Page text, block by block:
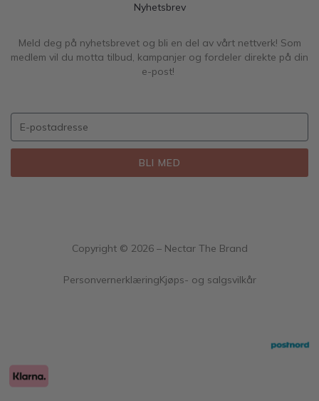
Nyhetsbrev
Meld deg på nyhetsbrevet og bli en del av vårt nettverk! Som
medlem vil du motta tilbud, kampanjer og fordeler direkte på din
e-post!
BLI MED
Copyright © 2026– Nectar The Brand
PersonvernerklæringKjøps- og salgsvilkår